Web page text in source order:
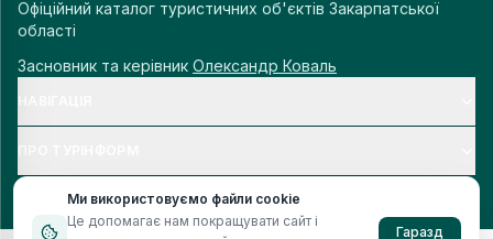
Офіційний каталог туристичних об'єктів Закарпатської
області
Засновник та керівник Олександр Коваль
Ми використовуємо файли cookie
Це допомагає нам покращувати сайт і
Гаразд